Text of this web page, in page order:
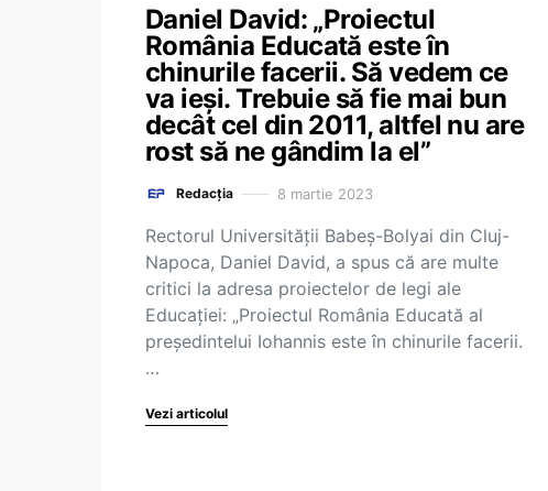
Daniel David: „Proiectul
România Educată este în
chinurile facerii. Să vedem ce
va ieși. Trebuie să fie mai bun
decât cel din 2011, altfel nu are
rost să ne gândim la el”
Redacția 8 martie 2023
Rectorul Universității Babeș-Bolyai din Cluj-
Napoca, Daniel David, a spus că are multe
critici la adresa proiectelor de legi ale
Educației: „Proiectul România Educată al
președintelui Iohannis este în chinurile facerii.
…
Vezi articolul